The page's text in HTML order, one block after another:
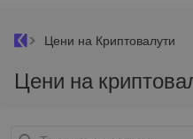
Цени на Криптовалути
Цени на